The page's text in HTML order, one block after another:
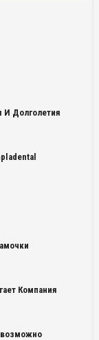
И Долголетия
Компания